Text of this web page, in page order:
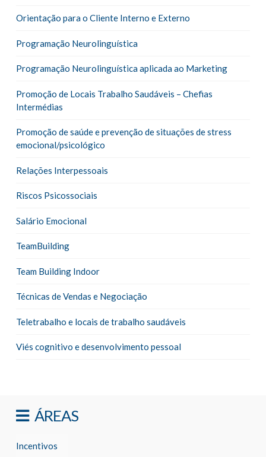
Orientação para o Cliente Interno e Externo
Programação Neurolinguística
Programação Neurolinguística aplicada ao Marketing
Promoção de Locais Trabalho Saudáveis – Chefias
Intermédias
Promoção de saúde e prevenção de situações de stress
emocional/psicológico
Relações Interpessoais
Riscos Psicossociais
Salário Emocional
TeamBuilding
Team Building Indoor
Técnicas de Vendas e Negociação
Teletrabalho e locais de trabalho saudáveis
Viés cognitivo e desenvolvimento pessoal
ÁREAS
Incentivos